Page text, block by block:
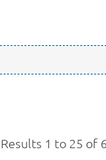
Results 1 to 25 of